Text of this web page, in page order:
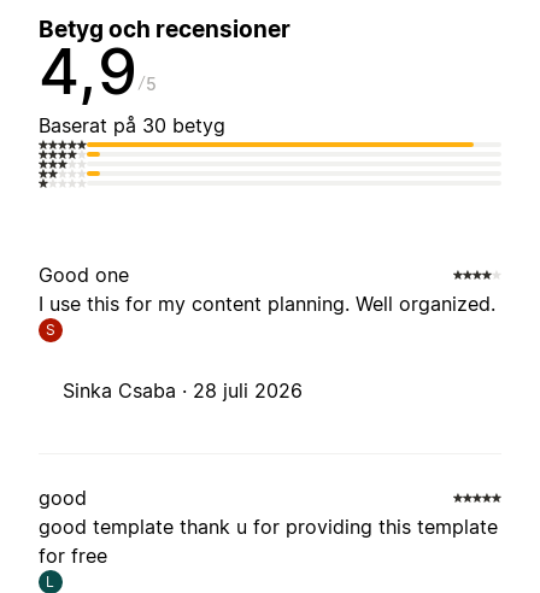
Betyg och recensioner
4,9 5
Baserat på 30 betyg
Good one
I use this for my content planning. Well organized.
S
Sinka Csaba · 28 juli 2026
good
good template thank u for providing this template
for free
L